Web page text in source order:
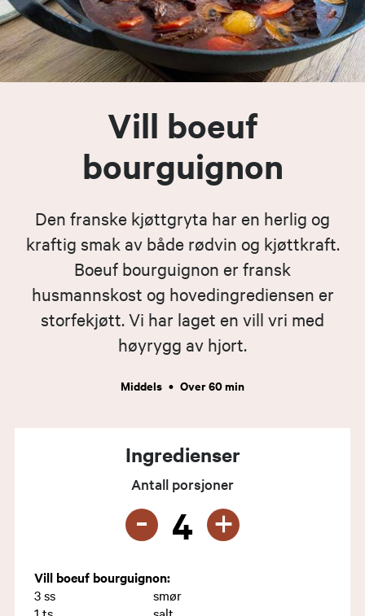
Vill boeuf
bourguignon
Den franske kjøttgryta har en herlig og
kraftig smak av både rødvin og kjøttkraft.
Boeuf bourguignon er fransk
husmannskost og hovedingrediensen er
storfekjøtt. Vi har laget en vill vri med
høyrygg av hjort.
Middels • Over 60 min
Ingredienser
Antall porsjoner
- 4 +
Vill boeuf bourguignon:
3ss
smør